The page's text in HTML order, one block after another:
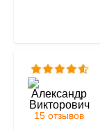
15 отзывов